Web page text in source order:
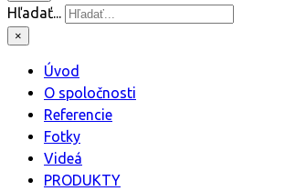
Hľadať...
×
Úvod
O spoločnosti
Referencie
Fotky
Videá
PRODUKTY